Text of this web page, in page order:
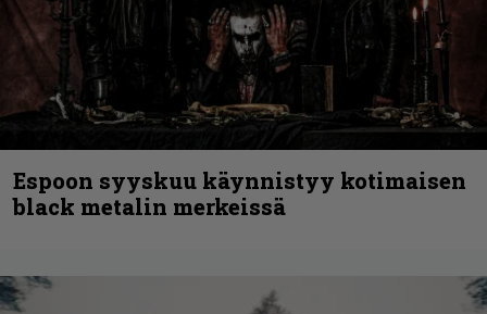
Espoon syyskuu käynnistyy kotimaisen
black metalin merkeissä